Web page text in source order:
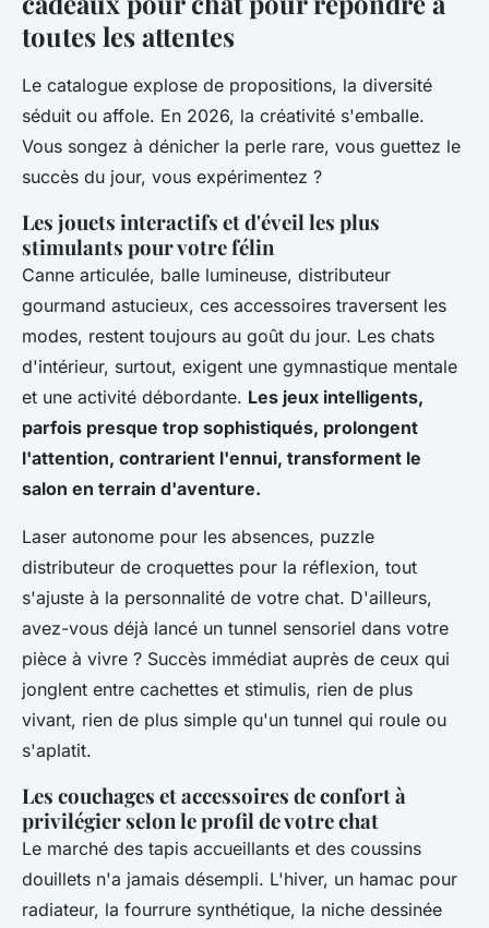
toutes les attentes
Le catalogue explose de propositions, la diversité
séduit ou affole. En 2026, la créativité s'emballe.
Vous songez à dénicher la perle rare, vous guettez le
succès du jour, vous expérimentez ?
Les jouets interactifs et d'éveil les plus
stimulants pour votre félin
Canne articulée, balle lumineuse, distributeur
gourmand astucieux, ces accessoires traversent les
modes, restent toujours au goût du jour. Les chats
d'intérieur, surtout, exigent une gymnastique mentale
et une activité débordante. Les jeux intelligents,
parfois presque trop sophistiqués, prolongent
l'attention, contrarient l'ennui, transforment le
salon en terrain d'aventure.
Laser autonome pour les absences, puzzle
distributeur de croquettes pour la réflexion, tout
s'ajuste à la personnalité de votre chat. D'ailleurs,
avez-vous déjà lancé un tunnel sensoriel dans votre
pièce à vivre ? Succès immédiat auprès de ceux qui
jonglent entre cachettes et stimulis, rien de plus
vivant, rien de plus simple qu'un tunnel qui roule ou
s'aplatit.
Les couchages et accessoires de confort à
privilégier selon le profil de votre chat
Le marché des tapis accueillants et des coussins
douillets n'a jamais désempli. L'hiver, un hamac pour
radiateur, la fourrure synthétique, la niche dessinée